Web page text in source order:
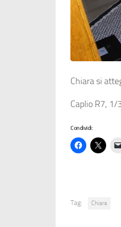
Chiara si
Caplio R7,
Condividi:
Tag: Chiara